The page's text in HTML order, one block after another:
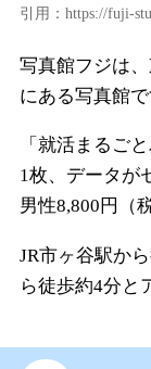
引用：https://fuji-
写真館フジは
にある写真館で
「就活まるご
1枚、データが
男性8,800円（
JR市ヶ谷駅か
ら徒歩約4分と